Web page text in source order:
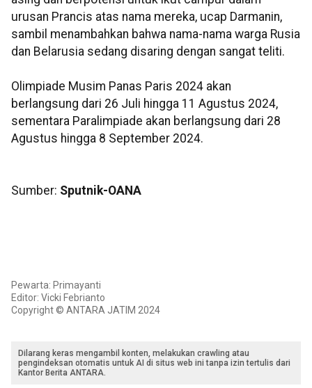
urusan Prancis atas nama mereka, ucap Darmanin,
sambil menambahkan bahwa nama-nama warga Rusia
dan Belarusia sedang disaring dengan sangat teliti.
Olimpiade Musim Panas Paris 2024 akan
berlangsung dari 26 Juli hingga 11 Agustus 2024,
sementara Paralimpiade akan berlangsung dari 28
Agustus hingga 8 September 2024.
Sumber: Sputnik-OANA
Pewarta: Primayanti
Editor: Vicki Febrianto
Copyright © ANTARA JATIM 2024
Dilarang keras mengambil konten, melakukan crawling atau
pengindeksan otomatis untuk AI di situs web ini tanpa izin tertulis dari
Kantor Berita ANTARA.